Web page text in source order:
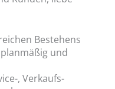
Bestehens
und
, Verkaufs-